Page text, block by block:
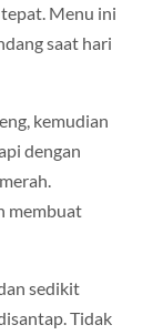
Menu ini
saat hari
kemudian
dengan
membuat
sedikit
Tidak